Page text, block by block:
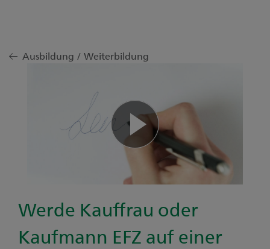
Ausbildung / Weiterbildung
Werde Kauffrau oder
Kaufmann EFZ auf einer